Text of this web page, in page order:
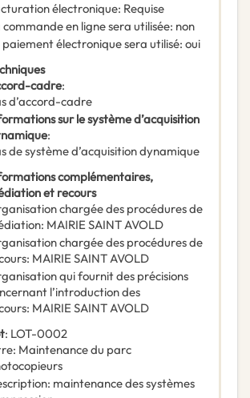
électronique: Requise
commande en ligne sera utilisée: non
paiement électronique sera utilisé: oui
cadre:
d’accord-cadre
sur le système d’acquisition
:
de système d’acquisition dynamique
complémentaires,
et recours
chargée des procédures de
: MAIRIE SAINT AVOLD
chargée des procédures de
: MAIRIE SAINT AVOLD
qui fournit des précisions
l’introduction des
: MAIRIE SAINT AVOLD
: LOT-0002
: Maintenance du parc
: maintenance des systèmes